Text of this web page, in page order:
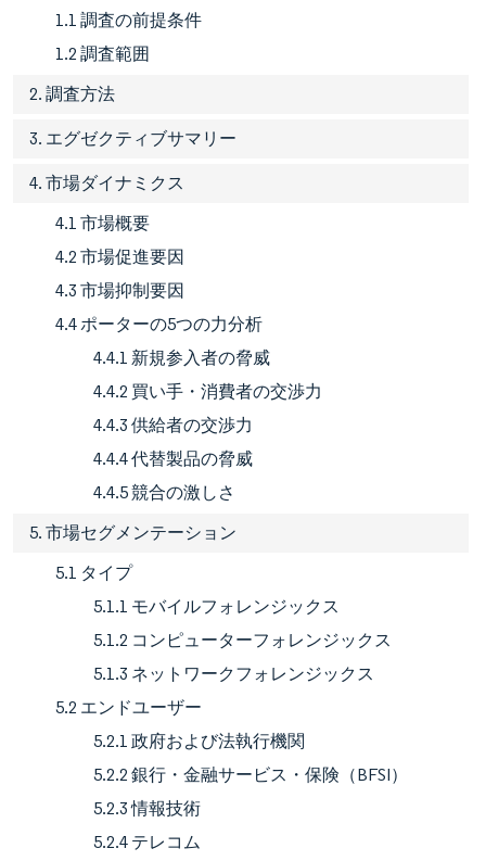
1.1 調査の前提条件
1.2 調査範囲
2. 調査方法
3. エグゼクティブサマリー
4. 市場ダイナミクス
4.1 市場概要
4.2 市場促進要因
4.3 市場抑制要因
4.4 ポーターの5つの力分析
4.4.1 新規参入者の脅威
4.4.2 買い手・消費者の交渉力
4.4.3 供給者の交渉力
4.4.4 代替製品の脅威
4.4.5 競合の激しさ
5. 市場セグメンテーション
5.1 タイプ
5.1.1 モバイルフォレンジックス
5.1.2 コンピューターフォレンジックス
5.1.3 ネットワークフォレンジックス
5.2 エンドユーザー
5.2.1 政府および法執行機関
5.2.2 銀行・金融サービス・保険（BFSI）
5.2.3 情報技術
5.2.4 テレコム